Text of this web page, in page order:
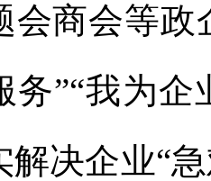
会商会等
务”“我为
解决企业“